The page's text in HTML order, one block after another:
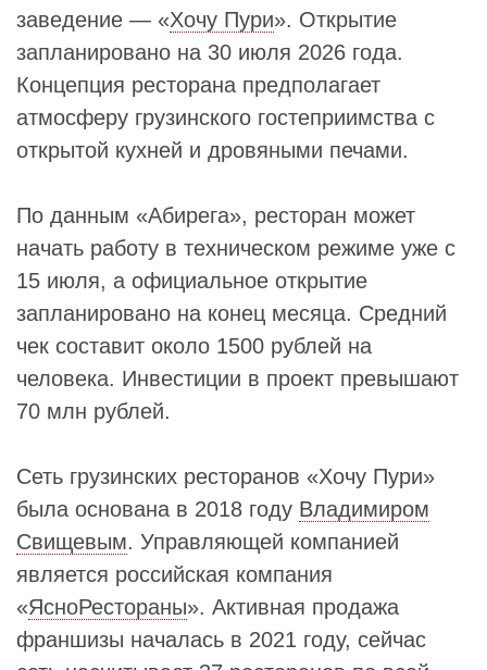
заведение — «Хочу Пури». Открытие
запланировано на 30 июля 2026 года.
Концепция ресторана предполагает
атмосферу грузинского гостеприимства с
открытой кухней и дровяными печами.
По данным «Абирега», ресторан может
начать работу в техническом режиме уже с
15 июля, а официальное открытие
запланировано на конец месяца. Средний
чек составит около 1500 рублей на
человека. Инвестиции в проект превышают
70 млн рублей.
Сеть грузинских ресторанов «Хочу Пури»
была основана в 2018 году Владимиром
Свищевым. Управляющей компанией
является российская компания
«ЯсноРестораны». Активная продажа
франшизы началась в 2021 году, сейчас